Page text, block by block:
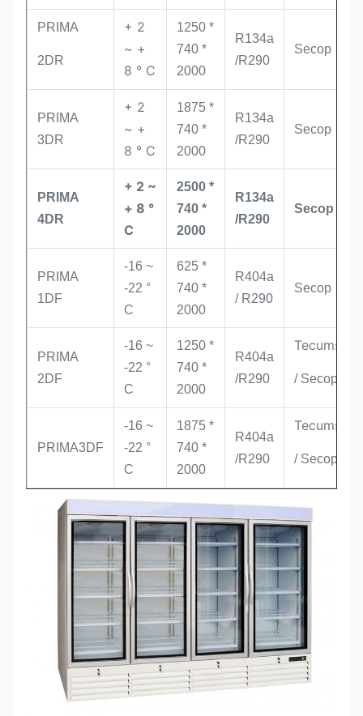
PRIMA
2DR
+ 2
~ +
8 ° C
1250 *
740 *
2000
R134a
/R290
Secop
PRIMA
3DR
+ 2
~ +
8 ° C
1875 *
740 *
2000
R134a
/R290
Secop
PRIMA
4DR
+ 2 ~
+ 8 °
C
2500 *
740 *
2000
R134a
/R290
Secop
PRIMA
1DF
-16 ~
-22 °
C
625 *
740 *
2000
R404a
/ R290
Secop
PRIMA
2DF
-16 ~
-22 °
C
1250 *
740 *
2000
R404a
/R290
Tecumseh
/ Secop
PRIMA3DF
-16 ~
-22 °
C
1875 *
740 *
2000
R404a
/R290
Tecumseh
/ Secop